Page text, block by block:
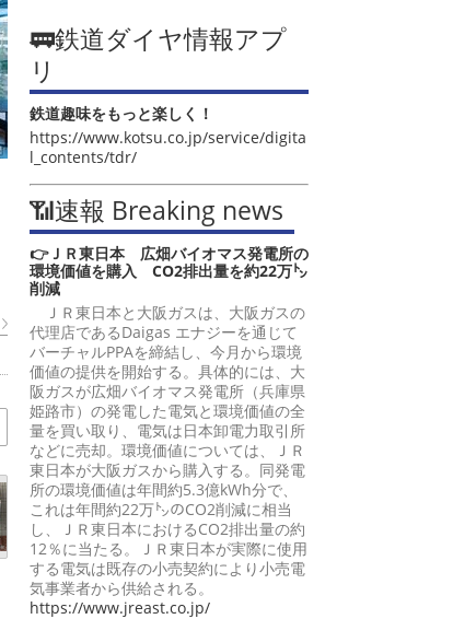
🚃鉄道ダイヤ情報アプ
リ
鉄道趣味をもっと楽しく！
https://www.kotsu.co.jp/service/digita
l_contents/tdr/
📶速報 Breaking news
👉ＪＲ東日本 広畑バイオマス発電所の
環境価値を購入 CO2排出量を約22万㌧
削減
ＪＲ東日本と大阪ガスは、大阪ガスの
代理店であるDaigas エナジーを通じて
バーチャルPPAを締結し、今月から環境
価値の提供を開始する。具体的には、大
阪ガスが広畑バイオマス発電所（兵庫県
姫路市）の発電した電気と環境価値の全
量を買い取り、電気は日本卸電力取引所
などに売却。環境価値については、ＪＲ
東日本が大阪ガスから購入する。同発電
所の環境価値は年間約5.3億kWh分で、
これは年間約22万㌧のCO2削減に相当
し、ＪＲ東日本におけるCO2排出量の約
12％に当たる。ＪＲ東日本が実際に使用
する電気は既存の小売契約により小売電
気事業者から供給される。
https://www.jreast.co.jp/